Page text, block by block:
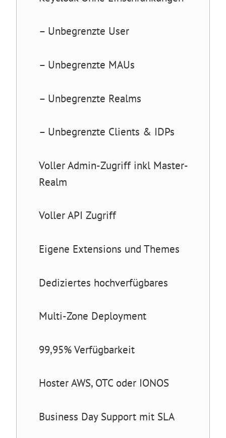
– Unbegrenzte User
– Unbegrenzte MAUs
– Unbegrenzte Realms
– Unbegrenzte Clients & IDPs
Voller Admin-Zugriff inkl Master-
Realm
Voller API Zugriff
Eigene Extensions und Themes
Dediziertes hochverfügbares
Multi-Zone Deployment
99,95% Verfügbarkeit
Hoster AWS, OTC oder IONOS
Business Day Support mit SLA